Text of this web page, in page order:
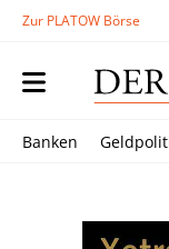
Zur PLATOW Börse
Banken